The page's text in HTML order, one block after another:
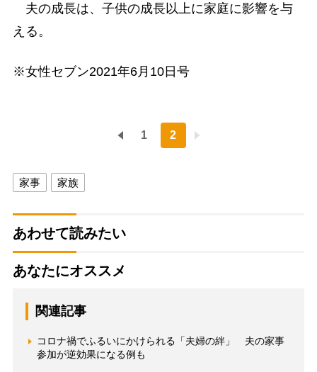
夫の成長は、子供の成長以上に家庭に影響を与
える。
※女性セブン2021年6月10日号
1 2
家事 家族
あわせて読みたい
あなたにオススメ
関連記事
コロナ禍でふるいにかけられる「夫婦の絆」 夫の家事
参加が逆効果になる例も